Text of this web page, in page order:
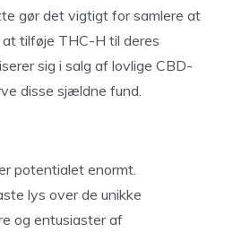
gør det vigtigt for samlere at
tilføje THC-H til deres
sig i salg af lovlige CBD-
disse sjældne fund.
potentialet enormt.
lys over de unikke
og entusiaster af